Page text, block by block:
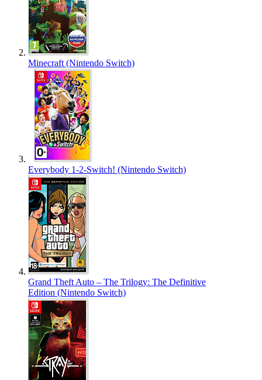
Minecraft (Nintendo Switch)
Everybody 1-2-Switch! (Nintendo Switch)
Grand Theft Auto – The Trilogy: The Definitive
Edition (Nintendo Switch)